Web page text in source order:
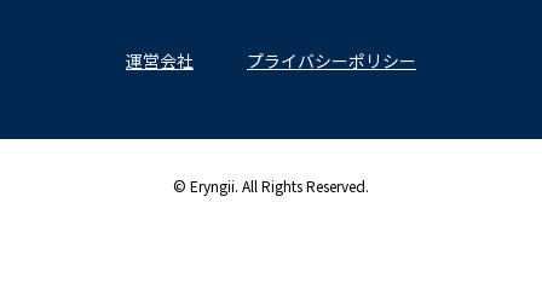
運営会社 プライバシーポリシー
© Eryngii. All Rights Reserved.